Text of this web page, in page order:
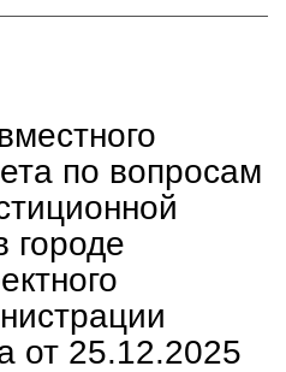
по вопросам
городе
от 25.12.2025